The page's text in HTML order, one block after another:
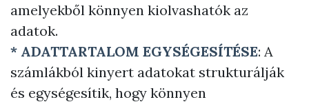
amelyekből könnyen kiolvashatók az
adatok.
* ADATTARTALOM EGYSÉGESÍTÉSE: A
számlákból kinyert adatokat strukturálják
és egységesítik, hogy könnyen